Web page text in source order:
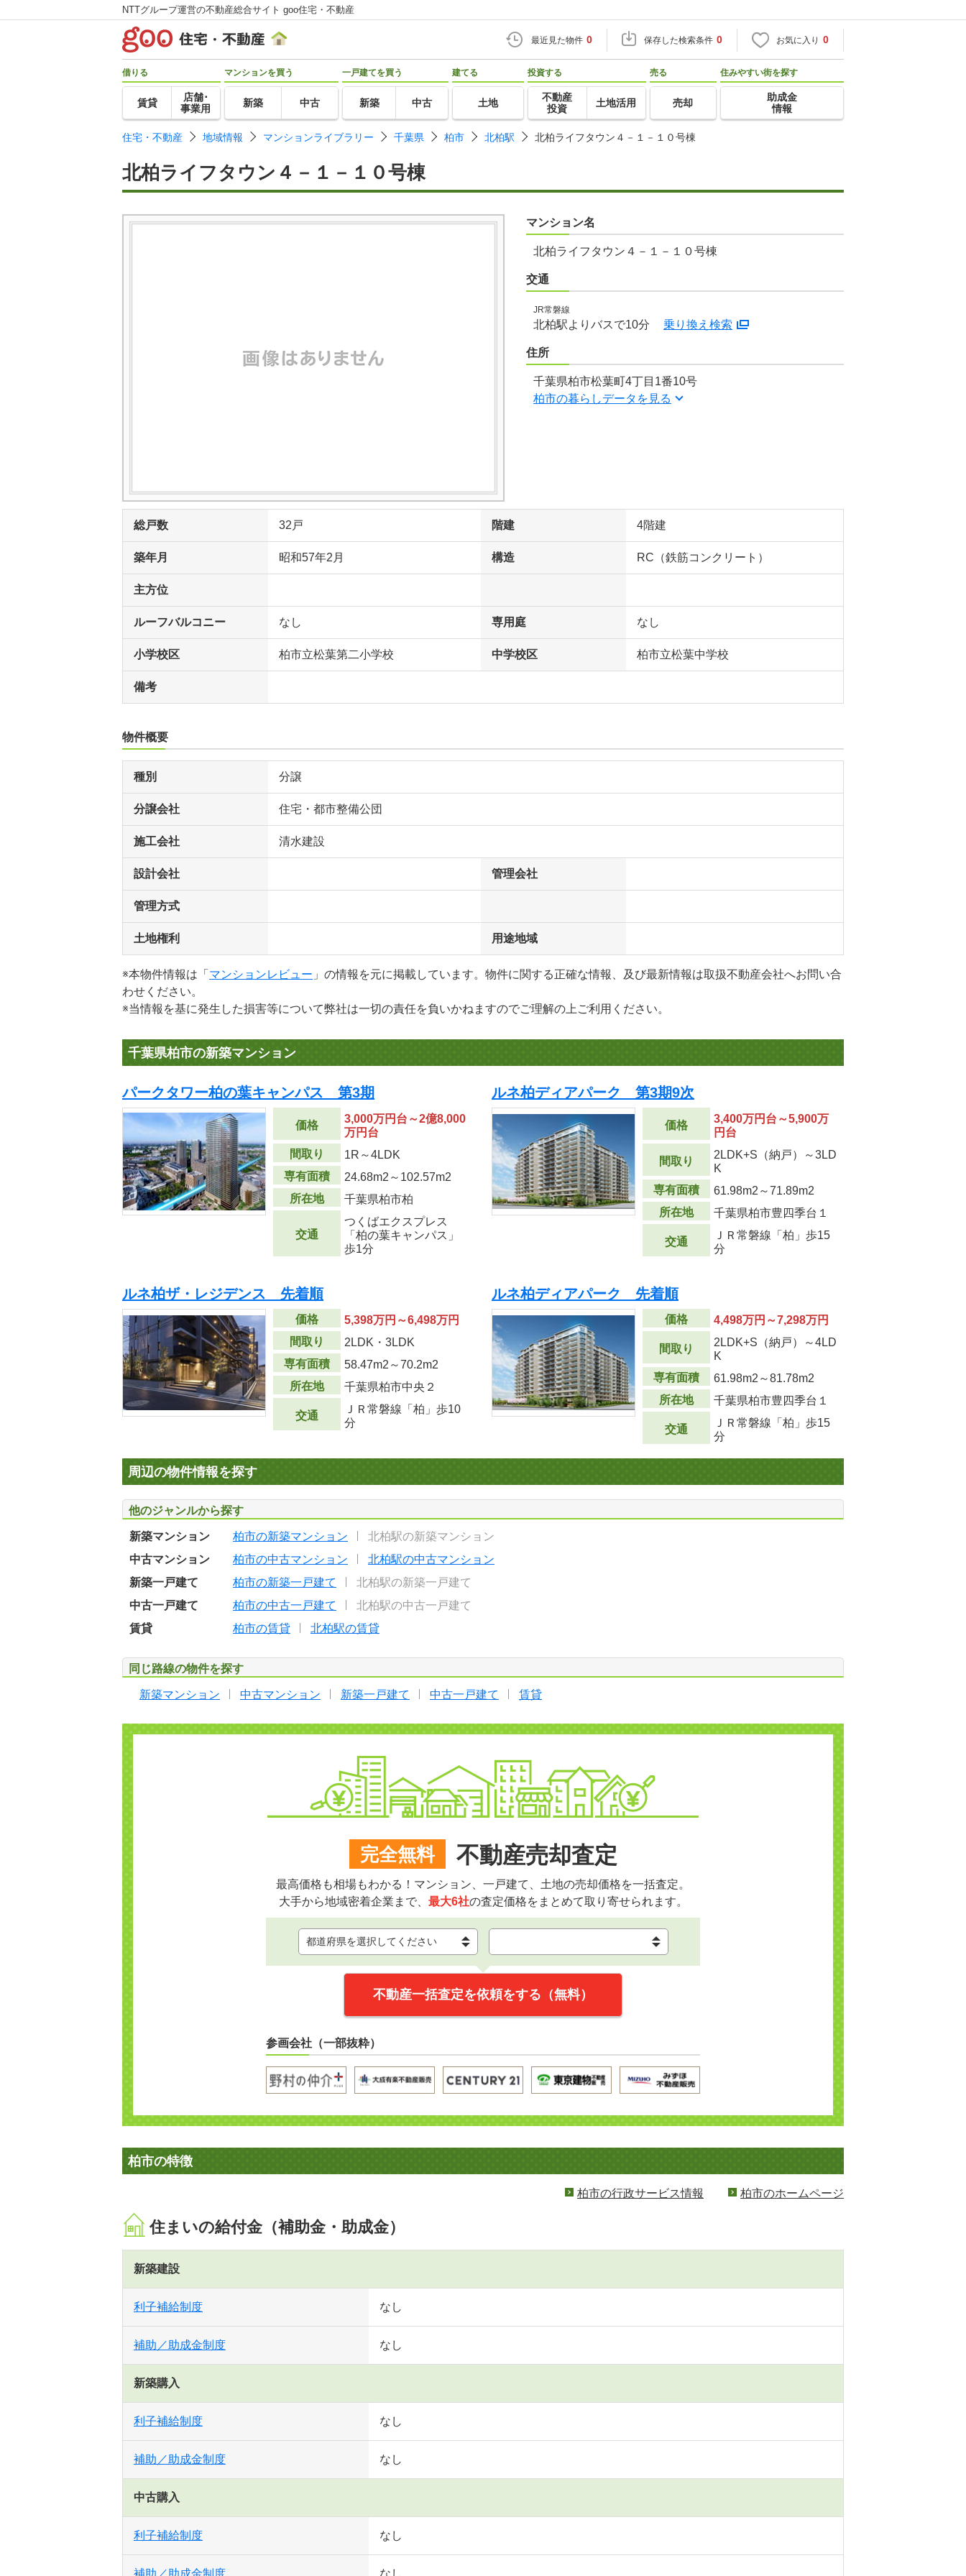
NTTグループ運営の不動産総合サイト goo住宅・不動産
最近見た物件 0 保存した検索条件 0 お気に入り 0
借りる
賃貸
店舗･
事業用
マンションを買う
新築 中古
一戸建てを買う
新築 中古
建てる
土地
投資する
不動産
投資
土地活用
売る
売却
住みやすい街を探す
助成金
情報
住宅・不動産 地域情報 マンションライブラリー 千葉県 柏市 北柏駅 北柏ライフタウン４－１－１０号棟
北柏ライフタウン４－１－１０号棟
マンション名
北柏ライフタウン４－１－１０号棟
交通
JR常磐線
北柏駅よりバスで10分 乗り換え検索
住所
千葉県柏市松葉町4丁目1番10号
柏市の暮らしデータを見る
総戸数 32戸 階建 4階建
築年月 昭和57年2月 構造 RC（鉄筋コンクリート）
主方位
ルーフバルコニー なし 専用庭 なし
小学校区 柏市立松葉第二小学校 中学校区 柏市立松葉中学校
備考
物件概要
種別 分譲
分譲会社 住宅・都市整備公団
施工会社 清水建設
設計会社 管理会社
管理方式
土地権利 用途地域
※本物件情報は「 マンションレビュー 」の情報を元に掲載しています。物件に関する正確な情報、及び最新情報は取扱不動産会社へお問い合
わせください。
※当情報を基に発生した損害等について弊社は一切の責任を負いかねますのでご理解の上ご利用ください。
千葉県柏市の新築マンション
パークタワー柏の葉キャンパス 第3期
価格
3,000万円台～2億8,000
万円台
間取り
1R～4LDK
専有面積
24.68m2 ～102.57m2
所在地
千葉県柏市柏
交通
つくばエクスプレス
「柏の葉キャンパス」
歩1分
ルネ柏ディアパーク 第3期9次
価格
3,400万円台～5,900万
円台
間取り
2LDK+S（納戸）～3LD
K
専有面積
61.98m2 ～71.89m2
所在地
千葉県柏市豊四季台１
交通
ＪＲ常磐線「柏」歩15
分
ルネ柏ザ・レジデンス 先着順
価格
5,398万円～6,498万円
間取り
2LDK・3LDK
専有面積
58.47m2 ～70.2m2
所在地
千葉県柏市中央２
交通
ＪＲ常磐線「柏」歩10
分
ルネ柏ディアパーク 先着順
価格 4,498万円～7,298万円
間取り
2LDK+S（納戸）～4LD
K
専有面積
61.98m2 ～81.78m2
所在地
千葉県柏市豊四季台１
交通
ＪＲ常磐線「柏」歩15
分
周辺の物件情報を探す
他のジャンルから探す
新築マンション 柏市の新築マンション
北柏駅の新築マンション
中古マンション
柏市の中古マンション
北柏駅の中古マンション
新築一戸建て
柏市の新築一戸建て
北柏駅の新築一戸建て
中古一戸建て
柏市の中古一戸建て
北柏駅の中古一戸建て
賃貸
柏市の賃貸 北柏駅の賃貸
同じ路線の物件を探す
新築マンション 中古マンション 新築一戸建て 中古一戸建て 賃貸
完全無料 不動産売却査定
最高価格も相場もわかる！マンション、一戸建て、土地の売却価格を一括査定。
大手から地域密着企業まで、 最大6社の査定価格をまとめて取り寄せられます。
不動産一括査定を依頼をする（無料）
参画会社（一部抜粋）
柏市の特徴
柏市の行政サービス情報 柏市のホームページ
住まいの給付金（補助金・助成金）
新築建設
利子補給制度 なし
補助／助成金制度 なし
新築購入
利子補給制度 なし
補助／助成金制度 なし
中古購入
利子補給制度 なし
補助／助成金制度 なし